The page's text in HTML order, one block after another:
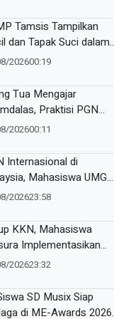
Tamsis Tampilkan
dan Tapak Suci dalam
One Event di
202600:19
Tua Mengajar
Praktisi PGN
Kenalkan Dunia
202600:11
Internasional di
Mahasiswa UMG
Website
202623:58
KKN, Mahasiswa
Implementasikan
Bin untuk Sampah
202623:32
SD Musix Siap
di ME-Awards 2026,